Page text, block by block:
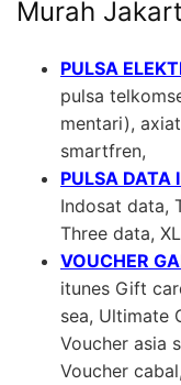
Murah
PULSA
pulsa
mentari),
smartfren,
PULSA DATA
Indosat data,
Three data,
VOUCHER
itunes Gift
sea, Ultimate
Voucher asia
Voucher